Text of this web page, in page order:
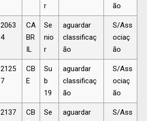
r
ão
2063
4
CA
BR
IL
Se
nio
r
aguardar
classificaç
ão
S/Ass
ociaç
ão
2125
7
CB
E
Su
b
19
aguardar
classificaç
ão
S/Ass
ociaç
ão
2137
CB
Se
aguardar
S/Ass